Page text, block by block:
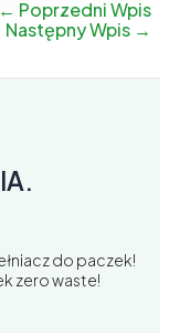
← Poprzedni Wpis
Następny Wpis →
do paczek!
zero waste!